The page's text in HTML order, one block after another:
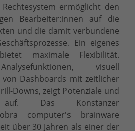
ermöglicht den
Bearbeiter:innen auf die
und die damit verbundene
Ein eigenes
maximale Flexibilität.
visuell
Dashboards mit zeitlicher
Downs, zeigt Potenziale und
auf. Das Konstanzer
computer's brainware
über 30 Jahren als einer der